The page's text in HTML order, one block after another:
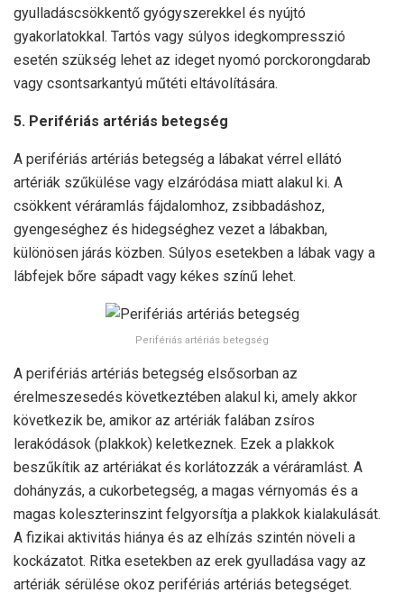
gyulladáscsökkentő gyógyszerekkel és nyújtó
gyakorlatokkal. Tartós vagy súlyos idegkompresszió
esetén szükség lehet az ideget nyomó porckorongdarab
vagy csontsarkantyú műtéti eltávolítására.
5. Perifériás artériás betegség
A perifériás artériás betegség a lábakat vérrel ellátó
artériák szűkülése vagy elzáródása miatt alakul ki. A
csökkent véráramlás fájdalomhoz, zsibbadáshoz,
gyengeséghez és hidegséghez vezet a lábakban,
különösen járás közben. Súlyos esetekben a lábak vagy a
lábfejek bőre sápadt vagy kékes színű lehet.
Perifériás artériás betegség
A perifériás artériás betegség elsősorban az
érelmeszesedés következtében alakul ki, amely akkor
következik be, amikor az artériák falában zsíros
lerakódások (plakkok) keletkeznek. Ezek a plakkok
beszűkítik az artériákat és korlátozzák a véráramlást. A
dohányzás, a cukorbetegség, a magas vérnyomás és a
magas koleszterinszint felgyorsítja a plakkok kialakulását.
A fizikai aktivitás hiánya és az elhízás szintén növeli a
kockázatot. Ritka esetekben az erek gyulladása vagy az
artériák sérülése okoz perifériás artériás betegséget.